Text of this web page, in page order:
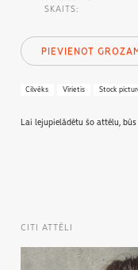
SKAITS:
PIEVIENOT
Cilvēks Vīrietis Stock
Lai lejupielādētu šo attēlu,
CITI ATTĒLI